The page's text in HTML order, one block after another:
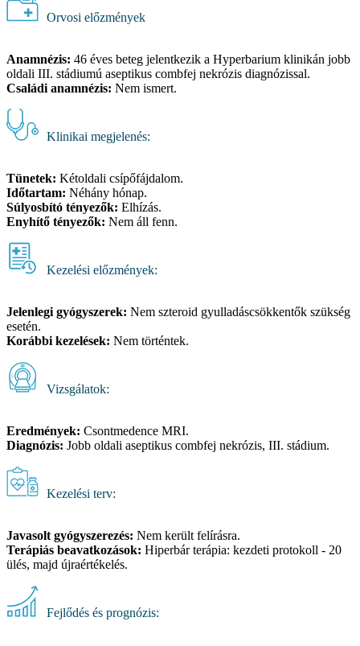
Orvosi előzmények
Anamnézis: 46 éves beteg jelentkezik a Hyperbarium klinikán jobb
oldali III. stádiumú aseptikus combfej nekrózis diagnózissal.
Családi anamnézis: Nem ismert.
Klinikai megjelenés:
Tünetek: Kétoldali csípőfájdalom.
Időtartam: Néhány hónap.
Súlyosbító tényezők: Elhízás.
Enyhítő tényezők: Nem áll fenn.
Kezelési előzmények:
Jelenlegi gyógyszerek: Nem szteroid gyulladáscsökkentők szükség
esetén.
Korábbi kezelések: Nem történtek.
Vizsgálatok:
Eredmények: Csontmedence MRI.
Diagnózis: Jobb oldali aseptikus combfej nekrózis, III. stádium.
Kezelési terv:
Javasolt gyógyszerezés: Nem került felírásra.
Terápiás beavatkozások: Hiperbár terápia: kezdeti protokoll - 20
ülés, majd újraértékelés.
Fejlődés és prognózis: